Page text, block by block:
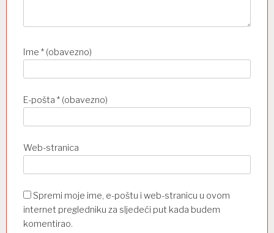
Ime * (obavezno)
E-pošta * (obavezno)
Web-stranica
Spremi moje ime, e-poštu i web-stranicu u ovom
internet pregledniku za sljedeći put kada budem
komentirao.